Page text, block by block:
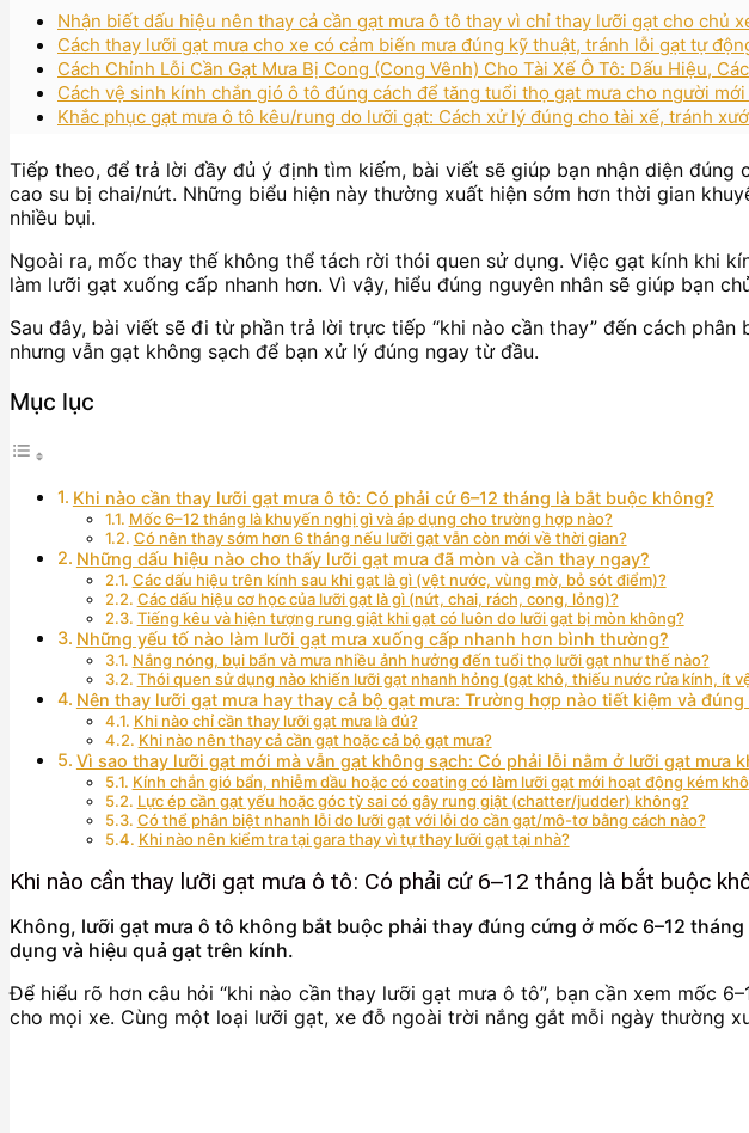
Nhận biết dấu hiệu nên thay cả cần gạt mưa ô tô thay vì chỉ thay lưỡi gạt cho chủ
Cách thay lưỡi gạt mưa cho xe có cảm biến mưa đúng kỹ thuật, tránh lỗi gạt tự
Cách Chỉnh Lỗi Cần Gạt Mưa Bị Cong (Cong Vênh) Cho Tài Xế Ô Tô: Dấu Hiệu,
Cách vệ sinh kính chắn gió ô tô đúng cách để tăng tuổi thọ gạt mưa cho người mới
Khắc phục gạt mưa ô tô kêu/rung do lưỡi gạt: Cách xử lý đúng cho tài xế, tránh
Tiếp theo, để trả lời đầy đủ ý định tìm kiếm, bài viết sẽ giúp bạn nhận diện
cao su bị chai/nứt. Những biểu hiện này thường xuất hiện sớm hơn thời gian
nhiều bụi.
Ngoài ra, mốc thay thế không thể tách rời thói quen sử dụng. Việc gạt kính khi
làm lưỡi gạt xuống cấp nhanh hơn. Vì vậy, hiểu đúng nguyên nhân sẽ giúp bạn
Sau đây, bài viết sẽ đi từ phần trả lời trực tiếp “khi nào cần thay” đến cách
nhưng vẫn gạt không sạch để bạn xử lý đúng ngay từ đầu.
Mục lục
Khi nào cần thay lưỡi gạt mưa ô tô: Có phải cứ 6–12 tháng là bắt buộc không?
Mốc 6–12 tháng là khuyến nghị gì và áp dụng cho trường hợp nào?
Có nên thay sớm hơn 6 tháng nếu lưỡi gạt vẫn còn mới về thời gian?
Những dấu hiệu nào cho thấy lưỡi gạt mưa đã mòn và cần thay ngay?
Các dấu hiệu trên kính sau khi gạt là gì (vệt nước, vùng mờ, bỏ sót điểm)?
Các dấu hiệu cơ học của lưỡi gạt là gì (nứt, chai, rách, cong, lỏng)?
Tiếng kêu và hiện tượng rung giật khi gạt có luôn do lưỡi gạt bị mòn không?
Những yếu tố nào làm lưỡi gạt mưa xuống cấp nhanh hơn bình thường?
Nắng nóng, bụi bẩn và mưa nhiều ảnh hưởng đến tuổi thọ lưỡi gạt như thế nào?
Thói quen sử dụng nào khiến lưỡi gạt nhanh hỏng (gạt khô, thiếu nước rửa kính, ít
Nên thay lưỡi gạt mưa hay thay cả bộ gạt mưa: Trường hợp nào tiết kiệm và
Khi nào chỉ cần thay lưỡi gạt mưa là đủ?
Khi nào nên thay cả cần gạt hoặc cả bộ gạt mưa?
Vì sao thay lưỡi gạt mới mà vẫn gạt không sạch: Có phải lỗi nằm ở lưỡi gạt mưa
Kính chắn gió bẩn, nhiễm dầu hoặc có coating có làm lưỡi gạt mới hoạt động kém
Lực ép cần gạt yếu hoặc góc tỳ sai có gây rung giật (chatter/judder) không?
Có thể phân biệt nhanh lỗi do lưỡi gạt với lỗi do cần gạt/mô-tơ bằng cách nào?
Khi nào nên kiểm tra tại gara thay vì tự thay lưỡi gạt tại nhà?
Khi nào cần thay lưỡi gạt mưa ô tô: Có phải cứ 6–12 tháng là bắt buộc
Không, lưỡi gạt mưa ô tô không bắt buộc phải thay đúng cứng ở mốc 6–12
dụng và hiệu quả gạt trên kính.
Để hiểu rõ hơn câu hỏi “khi nào cần thay lưỡi gạt mưa ô tô”, bạn cần xem mốc
cho mọi xe. Cùng một loại lưỡi gạt, xe đỗ ngoài trời nắng gắt mỗi ngày thường